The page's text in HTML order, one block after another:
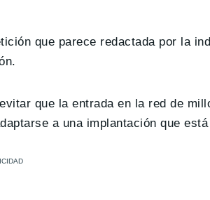
que parece redactada por la
que la entrada en la red de
a una implantación que